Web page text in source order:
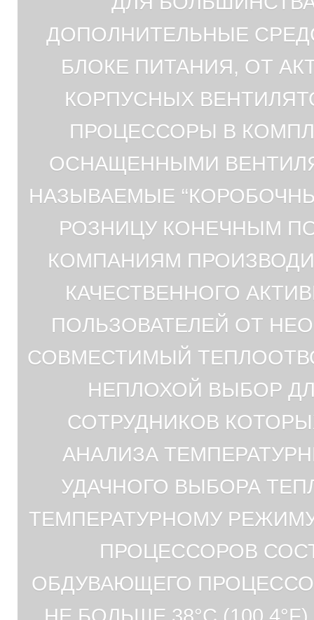
ДОПОЛНИТЕЛЬНЫЕ
БЛОКЕ ПИТАНИЯ, ОТ
КОРПУСНЫХ
ПРОЦЕССОРЫ В
ОСНАЩЕННЫМИ
НАЗЫВАЕМЫЕ
РОЗНИЦУ КОНЕЧНЫМ
КОМПАНИЯМ
КАЧЕСТВЕННОГО
ПОЛЬЗОВАТЕЛЕЙ ОТ
СОВМЕСТИМЫЙ
НЕПЛОХОЙ ВЫБОР
СОТРУДНИКОВ
АНАЛИЗА
УДАЧНОГО ВЫБОРА
ТЕМПЕРАТУРНОМУ
ПРОЦЕССОРОВ
ОБДУВАЮЩЕГО